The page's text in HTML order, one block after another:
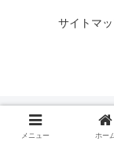
サイトマ
メニュー ホー